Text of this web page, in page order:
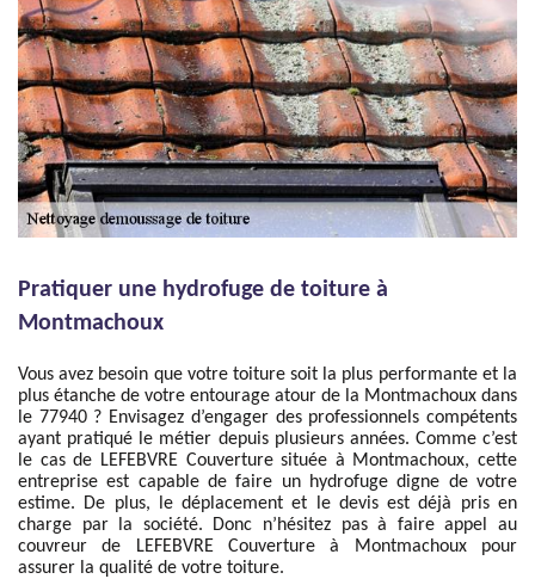
Pratiquer une hydrofuge de toiture à
Montmachoux
Vous avez besoin que votre toiture soit la plus performante et la
plus étanche de votre entourage atour de la Montmachoux dans
le 77940 ? Envisagez d’engager des professionnels compétents
ayant pratiqué le métier depuis plusieurs années. Comme c’est
le cas de LEFEBVRE Couverture située à Montmachoux, cette
entreprise est capable de faire un hydrofuge digne de votre
estime. De plus, le déplacement et le devis est déjà pris en
charge par la société. Donc n’hésitez pas à faire appel au
couvreur de LEFEBVRE Couverture à Montmachoux pour
assurer la qualité de votre toiture.